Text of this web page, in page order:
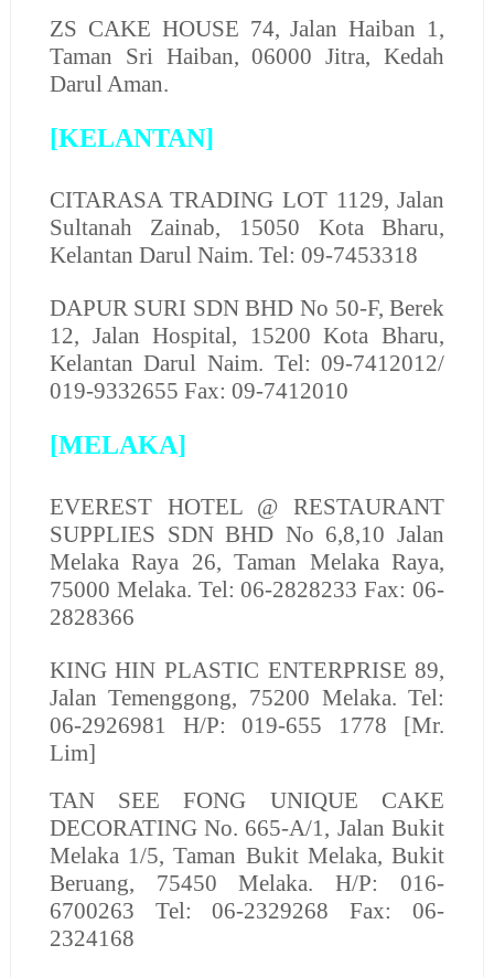
ZS CAKE HOUSE 74, Jalan Haiban 1,
Taman Sri Haiban, 06000 Jitra, Kedah
Darul Aman.
[KELANTAN]
CITARASA TRADING LOT 1129, Jalan
Sultanah Zainab, 15050 Kota Bharu,
Kelantan Darul Naim. Tel: 09-7453318
DAPUR SURI SDN BHD No 50-F, Berek
12, Jalan Hospital, 15200 Kota Bharu,
Kelantan Darul Naim. Tel: 09-7412012/
019-9332655 Fax: 09-7412010
[MELAKA]
EVEREST HOTEL @ RESTAURANT
SUPPLIES SDN BHD No 6,8,10 Jalan
Melaka Raya 26, Taman Melaka Raya,
75000 Melaka. Tel: 06-2828233 Fax: 06-
2828366
KING HIN PLASTIC ENTERPRISE 89,
Jalan Temenggong, 75200 Melaka. Tel:
06-2926981 H/P: 019-655 1778 [Mr.
Lim]
TAN SEE FONG UNIQUE CAKE
DECORATING No. 665-A/1, Jalan Bukit
Melaka 1/5, Taman Bukit Melaka, Bukit
Beruang, 75450 Melaka. H/P: 016-
6700263 Tel: 06-2329268 Fax: 06-
2324168